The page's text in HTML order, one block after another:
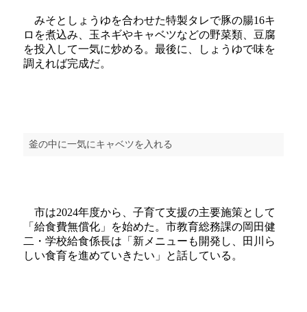
みそとしょうゆを合わせた特製タレで豚の腸16キ
ロを煮込み、玉ネギやキャベツなどの野菜類、豆腐
を投入して一気に炒める。最後に、しょうゆで味を
調えれば完成だ。
釜の中に一気にキャベツを入れる
市は2024年度から、子育て支援の主要施策として
「給食費無償化」を始めた。市教育総務課の岡田健
二・学校給食係長は「新メニューも開発し、田川ら
しい食育を進めていきたい」と話している。